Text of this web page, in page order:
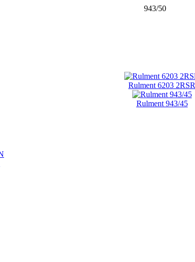
943/50
Rulment 6203 2RSR
Rulment 943/45